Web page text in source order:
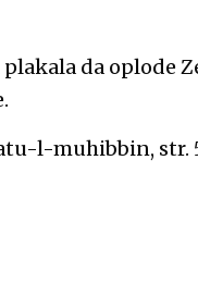
da oplode
l-muhibbin, str.